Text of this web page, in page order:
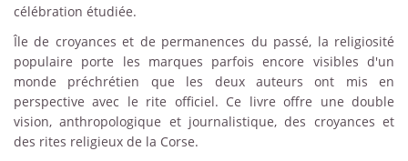
célébration étudiée.
Île de croyances et de permanences du passé, la religiosité
populaire porte les marques parfois encore visibles d'un
monde préchrétien que les deux auteurs ont mis en
perspective avec le rite officiel. Ce livre offre une double
vision, anthropologique et journalistique, des croyances et
des rites religieux de la Corse.